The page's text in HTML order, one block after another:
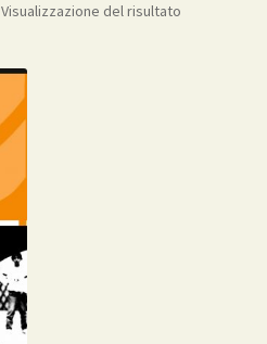
Visualizzazione del risultato